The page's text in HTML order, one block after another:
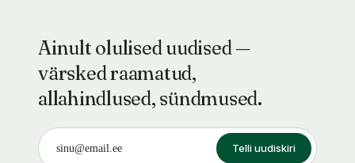
Ainult olulised uudised —
värsked raamatud,
allahindlused, sündmused.
Telli uudiskiri